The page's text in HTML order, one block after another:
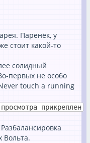
Паренёк, у
стоит какой-то
солидный
первых не особо
touch a running
прикреплен
Вольта.